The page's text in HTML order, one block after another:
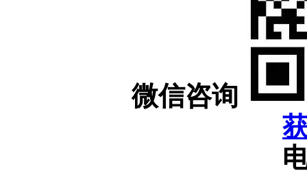
微信咨询